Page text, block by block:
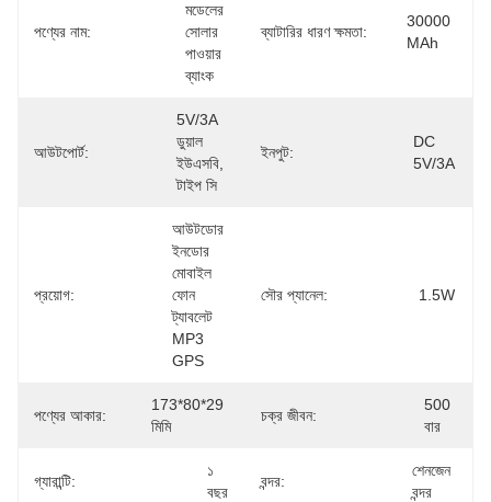
পণ্যের নাম:
মডেলের
সোলার
পাওয়ার
ব্যাংক
ব্যাটারির ধারণ ক্ষমতা:
30000
MAh
আউটপোর্ট:
5V/3A
ডুয়াল
ইউএসবি,
টাইপ সি
ইনপুট:
DC
5V/3A
প্রয়োগ:
আউটডোর
ইনডোর
মোবাইল
ফোন
ট্যাবলেট
MP3
GPS
সৌর প্যানেল: 1.5W
পণ্যের আকার:
173*80*29
মিমি
চক্র জীবন:
500
বার
গ্যারান্টি:
১
বছর
বন্দর:
শেনজেন
বন্দর